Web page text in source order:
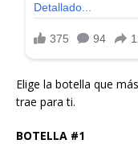
Elige la botella que
trae para ti.
BOTELLA #1